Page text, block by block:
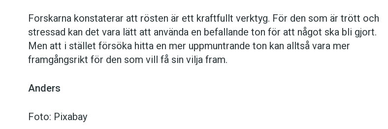
Forskarna konstaterar att rösten är ett kraftfullt verktyg. För den som är trött och
stressad kan det vara lätt att använda en befallande ton för att något ska bli gjort.
Men att i stället försöka hitta en mer uppmuntrande ton kan alltså vara mer
framgångsrikt för den som vill få sin vilja fram.
Anders
Foto: Pixabay